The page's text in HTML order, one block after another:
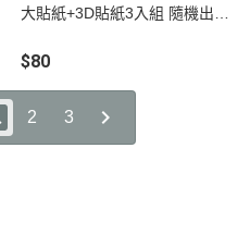
大貼紙+3D貼紙3入組 隨機出貨
$80
2 3